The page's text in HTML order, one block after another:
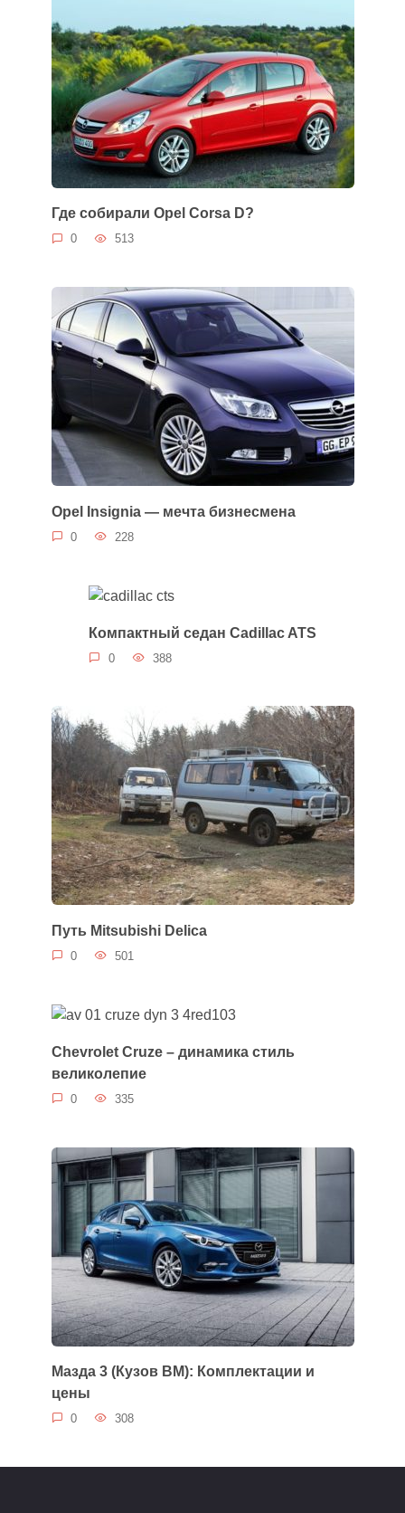
Где собирали Opel Corsa D?
0 513
Opel Insignia — мечта бизнесмена
0 228
Компактный седан Cadillac ATS
0 388
Путь Mitsubishi Delica
0 501
Chevrolet Cruze – динамика стиль
великолепие
0 335
Мазда 3 (Кузов BM): Комплектации и
цены
0 308